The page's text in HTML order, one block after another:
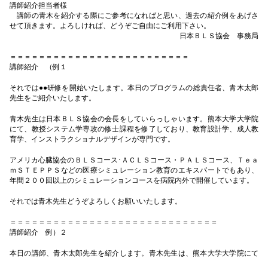
講師紹介担当者様
講師の青木を紹介する際にご参考になればと思い、過去の紹介例をあげさ
せて頂きます。よろしければ、どうぞご自由にご利用下さい。
日本ＢＬＳ協会 事務局
＝＝＝＝＝＝＝＝＝＝＝＝＝＝＝＝＝＝＝＝＝＝＝＝＝
講師紹介 （例１
それでは●●研修を開始いたします。本日のプログラムの総責任者、青木太郎
先生をご紹介いたします。
青木先生は日本ＢＬＳ協会の会長をしていらっしゃいます。熊本大学大学院
にて、教授システム学専攻の修士課程を修了しており、教育設計学、成人教
育学、インストラクショナルデザインが専門です。
アメリカ心臓協会のＢＬＳコース･ＡＣＬＳコース・ＰＡＬＳコース、Ｔｅａ
ｍＳＴＥＰＰＳなどの医療シミュレーション教育のエキスパートでもあり、
年間２００回以上のシミュレーションコースを病院内外で開催しています。
それでは青木先生どうぞよろしくお願いいたします。
＝＝＝＝＝＝＝＝＝＝＝＝＝＝＝＝＝＝＝＝＝＝＝＝＝＝＝＝＝
講師紹介 例）２
本日の講師、青木太郎先生を紹介します。青木先生は、熊本大学大学院にて